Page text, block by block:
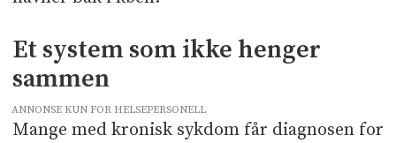
Et system som ikke henger
sammen
ANNONSE KUN FOR HELSEPERSONELL
Mange med kronisk sykdom får diagnosen for